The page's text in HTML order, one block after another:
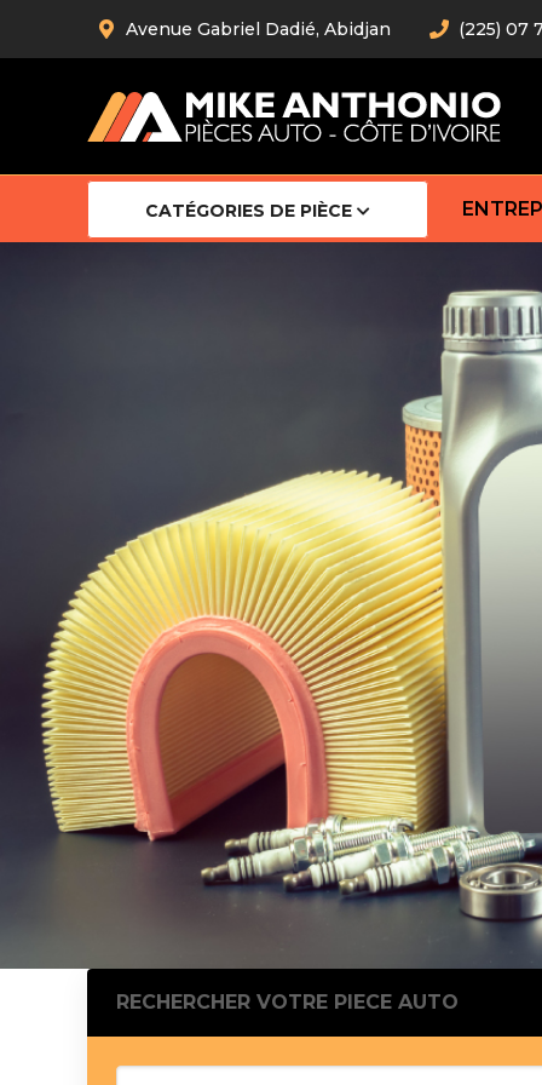
Avenue Gabriel Dadié, Abidjan (225) 07
CATÉGORIES DE PIÈCE
Barre
Barre
Robot
Bras
Cardan
Pistons
Feu
Bague
Bague
Calle
Chaine
RECHERCHER VOTRE PIECE AUTO